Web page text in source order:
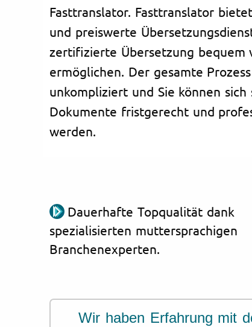
Fasttranslator. Fasttranslator
und preiswerte
zertifizierte Übersetzung bequem
ermöglichen. Der gesamte
unkompliziert und Sie können sich
Dokumente fristgerecht und
werden.
Dauerhafte Topqualität dank
spezialisierten muttersprachigen
Branchenexperten.
Wir haben Erfahrung mit